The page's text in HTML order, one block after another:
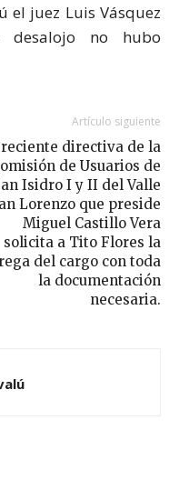
el juez Luis Vásquez
no hubo
Artículo siguiente
directiva de la
de Usuarios de
Isidro I y II del Valle
Lorenzo que preside
Miguel Castillo Vera
solicita a Tito Flores la
del cargo con toda
la documentación
necesaria.